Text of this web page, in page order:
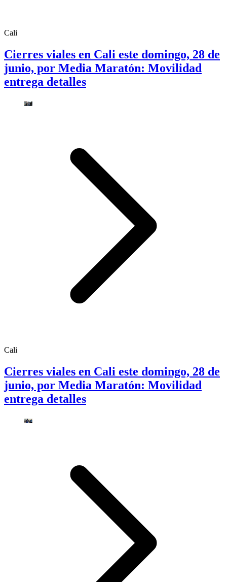
Cali
Cierres viales en Cali este domingo, 28 de
junio, por Media Maratón: Movilidad
entrega detalles
Cali
Cierres viales en Cali este domingo, 28 de
junio, por Media Maratón: Movilidad
entrega detalles